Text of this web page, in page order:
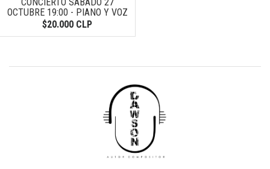
OCTUBRE 19:00 - PIANO Y VOZ
$20.000 CLP